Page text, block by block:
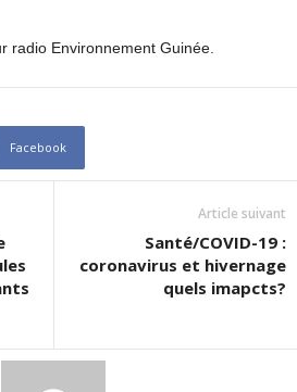
radio Environnement Guinée.
Facebook
Article suivant
Santé/COVID-19 :
coronavirus et hivernage
quels imapcts?